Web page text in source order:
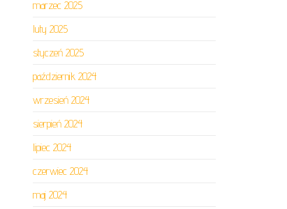
marzec 2025
luty 2025
styczeń 2025
październik 2024
wrzesień 2024
sierpień 2024
lipiec 2024
czerwiec 2024
maj 2024